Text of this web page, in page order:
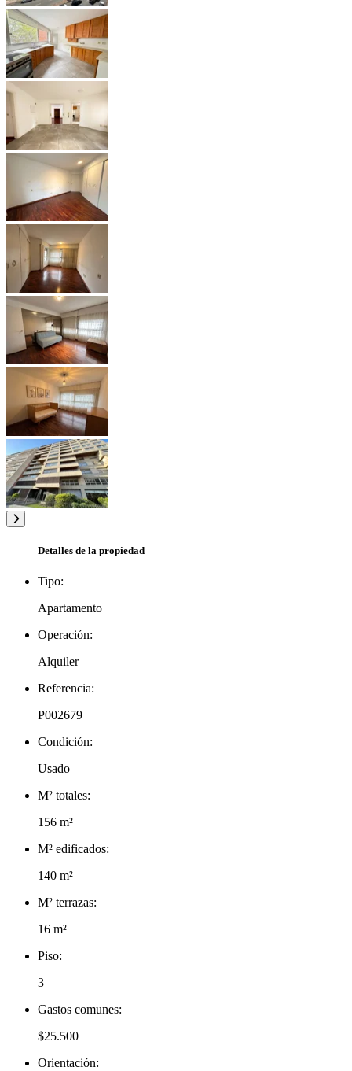
Detalles de la propiedad
Tipo:
Apartamento
Operación:
Alquiler
Referencia:
P002679
Condición:
Usado
M² totales:
156 m²
M² edificados:
140 m²
M² terrazas:
16 m²
Piso:
3
Gastos comunes:
$25.500
Orientación: